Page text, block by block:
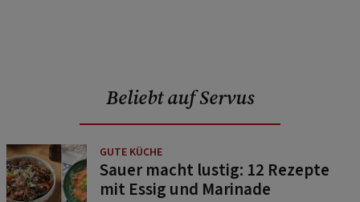
Beliebt auf Servus
GUTE KÜCHE
Sauer macht lustig: 12 Rezepte
mit Essig und Marinade